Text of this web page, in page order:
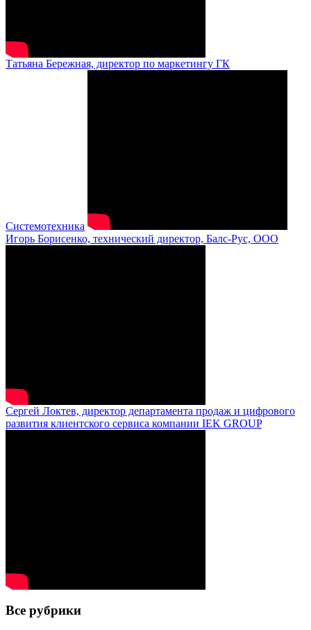
Татьяна Бережная, директор по маркетингу ГК
Системотехника
Игорь Борисенко, технический директор, Балс-Рус, ООО
Сергей Локтев, директор департамента продаж и цифрового
развития клиентского сервиса компании IEK GROUP
Все рубрики